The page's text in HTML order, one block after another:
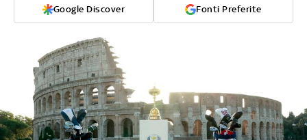
Google Discover Fonti Preferite